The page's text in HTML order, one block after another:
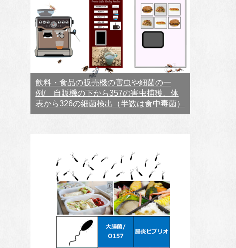
飲料・食品の販売機の害虫や細菌の一
例/ 自販機の下から357の害虫捕獲、体
表から326の細菌検出（半数は食中毒菌）